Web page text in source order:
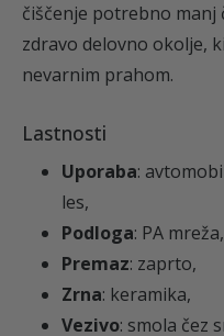
čiščenje potrebno manj
zdravo delovno okolje,
nevarnim prahom.
Lastnosti
Uporaba:
les,
Podloga: PA mreža,
Premaz: zaprto,
Zrna: keramika,
Vezivo: smola čez